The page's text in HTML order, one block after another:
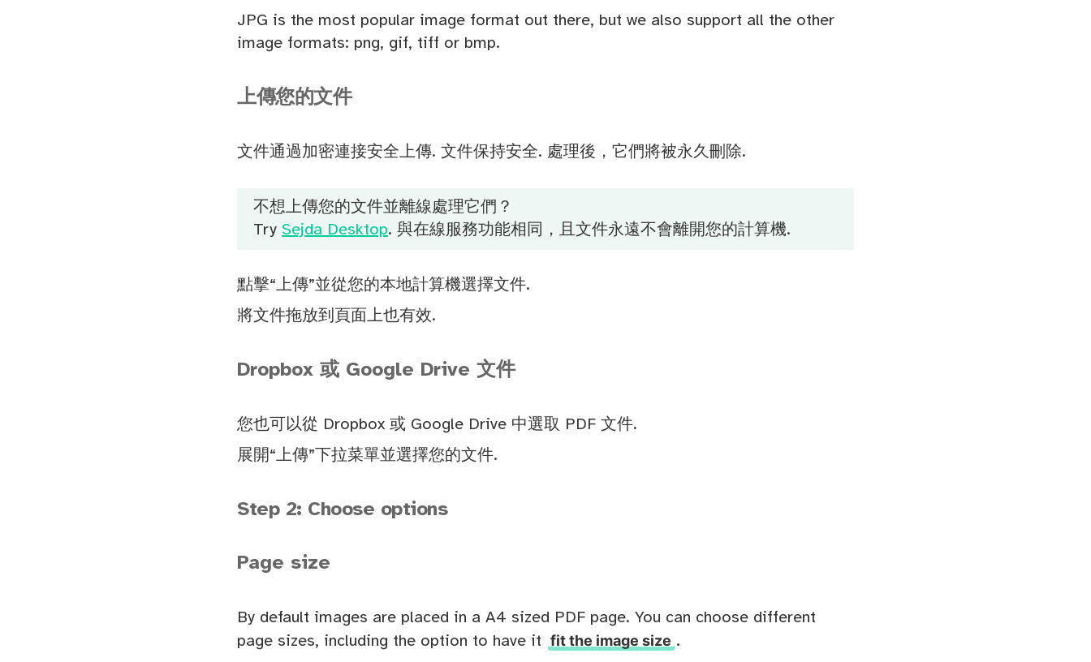
JPG is the most popular image format out there, but we also support all the other
image formats: png, gif, tiff or bmp.
上傳您的文件
文件通過加密連接安全上傳. 文件保持安全. 處理後，它們將被永久刪除.
不想上傳您的文件並離線處理它們？
Try Sejda Desktop. 與在線服務功能相同，且文件永遠不會離開您的計算機.
點擊“上傳”並從您的本地計算機選擇文件.
將文件拖放到頁面上也有效.
Dropbox 或 Google Drive 文件
您也可以從 Dropbox 或 Google Drive 中選取 PDF 文件.
展開“上傳”下拉菜單並選擇您的文件.
Step 2: Choose options
Page size
By default images are placed in a A4 sized PDF page. You can choose different
page sizes, including the option to have it fit the image size .